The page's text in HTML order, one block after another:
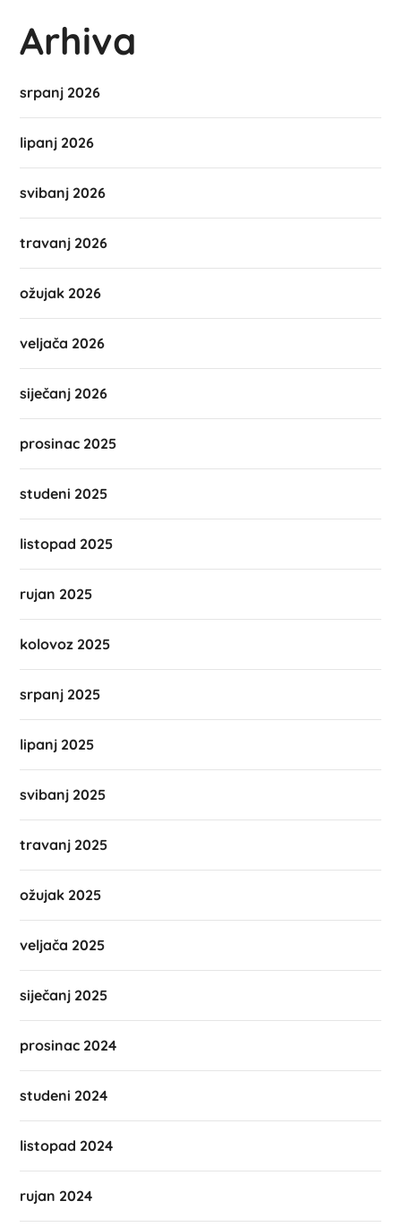
Arhiva
srpanj 2026
lipanj 2026
svibanj 2026
travanj 2026
ožujak 2026
veljača 2026
siječanj 2026
prosinac 2025
studeni 2025
listopad 2025
rujan 2025
kolovoz 2025
srpanj 2025
lipanj 2025
svibanj 2025
travanj 2025
ožujak 2025
veljača 2025
siječanj 2025
prosinac 2024
studeni 2024
listopad 2024
rujan 2024